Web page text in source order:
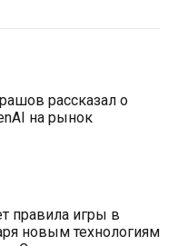
рассказал о
на рынок
правила игры в
новым технологиям